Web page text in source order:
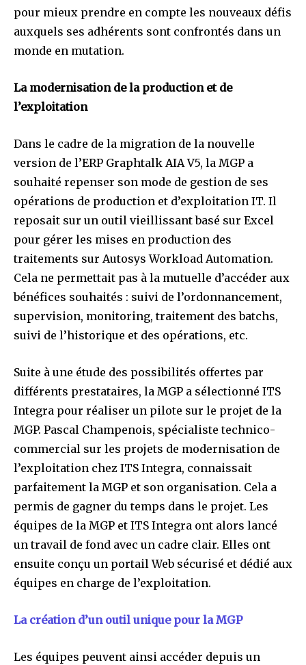
pour mieux prendre en compte les nouveaux défis
auxquels ses adhérents sont confrontés dans un
monde en mutation.
La modernisation de la production et de
l’exploitation
Dans le cadre de la migration de la nouvelle
version de l’ERP Graphtalk AIA V5, la MGP a
souhaité repenser son mode de gestion de ses
opérations de production et d’exploitation IT. Il
reposait sur un outil vieillissant basé sur Excel
pour gérer les mises en production des
traitements sur Autosys Workload Automation.
Cela ne permettait pas à la mutuelle d’accéder aux
bénéfices souhaités : suivi de l’ordonnancement,
supervision, monitoring, traitement des batchs,
suivi de l’historique et des opérations, etc.
Suite à une étude des possibilités offertes par
différents prestataires, la MGP a sélectionné ITS
Integra pour réaliser un pilote sur le projet de la
MGP. Pascal Champenois, spécialiste technico-
commercial sur les projets de modernisation de
l’exploitation chez ITS Integra, connaissait
parfaitement la MGP et son organisation. Cela a
permis de gagner du temps dans le projet. Les
équipes de la MGP et ITS Integra ont alors lancé
un travail de fond avec un cadre clair. Elles ont
ensuite conçu un portail Web sécurisé et dédié aux
équipes en charge de l’exploitation.
La création d’un outil unique pour la MGP
Les équipes peuvent ainsi accéder depuis un